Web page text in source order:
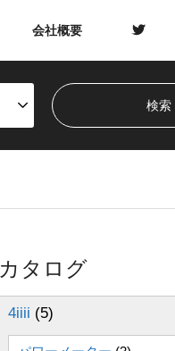
会社概要
カタログ
4iiii (5)